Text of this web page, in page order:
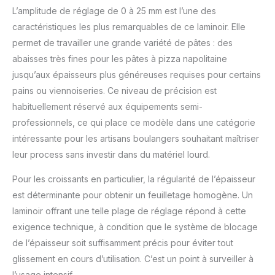
robustes. La grande
surface de laminage
assure un laminage
uniforme à chaque fois.
▶ 【 CONCEPTION
CONVIVIALE 】 Pas
besoin d'électricité ! Ce
laminoir à pâte à
manivelle fonctionne à
cas de panne de
courant. La poignée
prise en main
confortable et une
rotation fluide,
minimisant la fatigue
des mains en cas
d'utilisation prolongée.
Simple et intuitif, il
L’amplitude de réglage de 0 à 25 mm est l’une des
caractéristiques les plus remarquables de ce laminoir. Elle
permet de travailler une grande variété de pâtes : des
abaisses très fines pour les pâtes à pizza napolitaine
jusqu’aux épaisseurs plus généreuses requises pour certains
pains ou viennoiseries. Ce niveau de précision est
habituellement réservé aux équipements semi-
professionnels, ce qui place ce modèle dans une catégorie
intéressante pour les artisans boulangers souhaitant maîtriser
leur process sans investir dans du matériel lourd.
Pour les croissants en particulier, la régularité de l’épaisseur
est déterminante pour obtenir un feuilletage homogène. Un
laminoir offrant une telle plage de réglage répond à cette
exigence technique, à condition que le système de blocage
de l’épaisseur soit suffisamment précis pour éviter tout
glissement en cours d’utilisation. C’est un point à surveiller à